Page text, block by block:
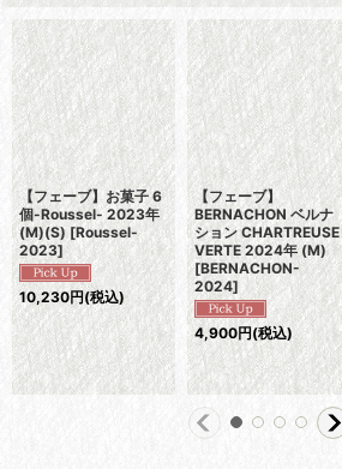
【フェーブ】お菓子 6
個-Roussel- 2023年
(M)(S) [Roussel-
2023]
10,230円(税込)
【フェーブ】
BERNACHON ベルナ
ション CHARTREUSE
VERTE 2024年 (M)
[BERNACHON-
2024]
4,900円(税込)